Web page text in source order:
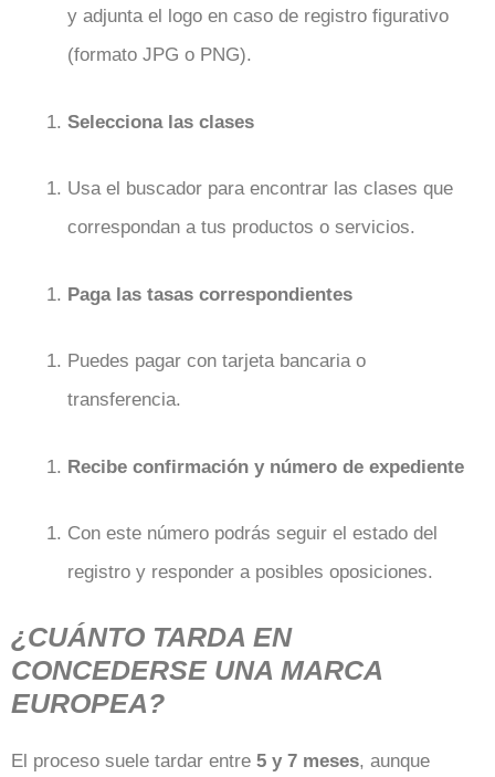
y adjunta el logo en caso de registro figurativo
(formato JPG o PNG).
Selecciona las clases
Usa el buscador para encontrar las clases que
correspondan a tus productos o servicios.
Paga las tasas correspondientes
Puedes pagar con tarjeta bancaria o
transferencia.
Recibe confirmación y número de expediente
Con este número podrás seguir el estado del
registro y responder a posibles oposiciones.
¿CUÁNTO TARDA EN
CONCEDERSE UNA MARCA
EUROPEA?
El proceso suele tardar entre 5 y 7 meses, aunque